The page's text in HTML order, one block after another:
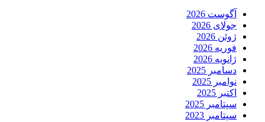
آگوست 2026
جولای 2026
ژوئن 2026
فوریه 2026
ژانویه 2026
دسامبر 2025
نوامبر 2025
اکتبر 2025
سپتامبر 2025
سپتامبر 2023